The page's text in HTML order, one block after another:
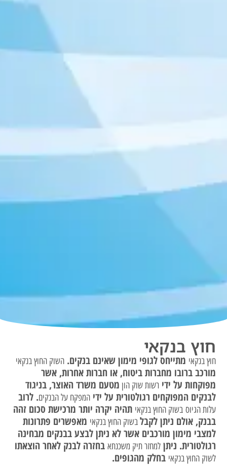
חוץ בנקאי
חוץ בנקאי מתייחס לגופי מימון שאינם בנקים.השוק החוץ בנקאי
מורכב ברובו מחברות ביטוח, או חברות אחרות, אשר
מפוקחות על ידירשות שוק הון מטעם משרד האוצר, בניגוד
לבנקים המפוקחים רגולטורית על ידיהמפקח על הבנקים. לרוב
עלות הגיוס בשוק החוץ בנקאי תהיה יקרה יותר מרכישת סכום זהה
בבנק, אולם ניתן לקבלבשוק החוץ בנקאי מאפשרים פתרונות
למצבי מימון מורכבים אשר לא ניתן לבצע בבנקים מבחינה
רגולטורית. ניתןלמחזר תיק משכנתא בחזרה לבנק לאחר הוצאתו
לשוק החוץ בנקאי בחלק מהגופים.